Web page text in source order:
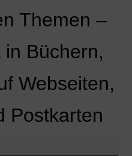
Themen –
Büchern,
Webseiten,
Postkarten